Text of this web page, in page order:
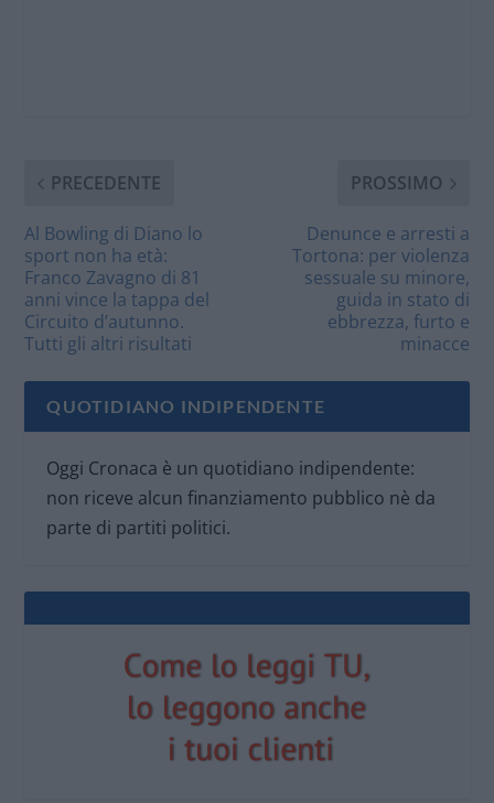
PRECEDENTE
Al Bowling di Diano lo
sport non ha età:
Franco Zavagno di 81
anni vince la tappa del
Circuito d’autunno.
Tutti gli altri risultati
PROSSIMO
Denunce e arresti a
Tortona: per violenza
sessuale su minore,
guida in stato di
ebbrezza, furto e
minacce
QUOTIDIANO INDIPENDENTE
Oggi Cronaca è un quotidiano indipendente:
non riceve alcun finanziamento pubblico nè da
parte di partiti politici.